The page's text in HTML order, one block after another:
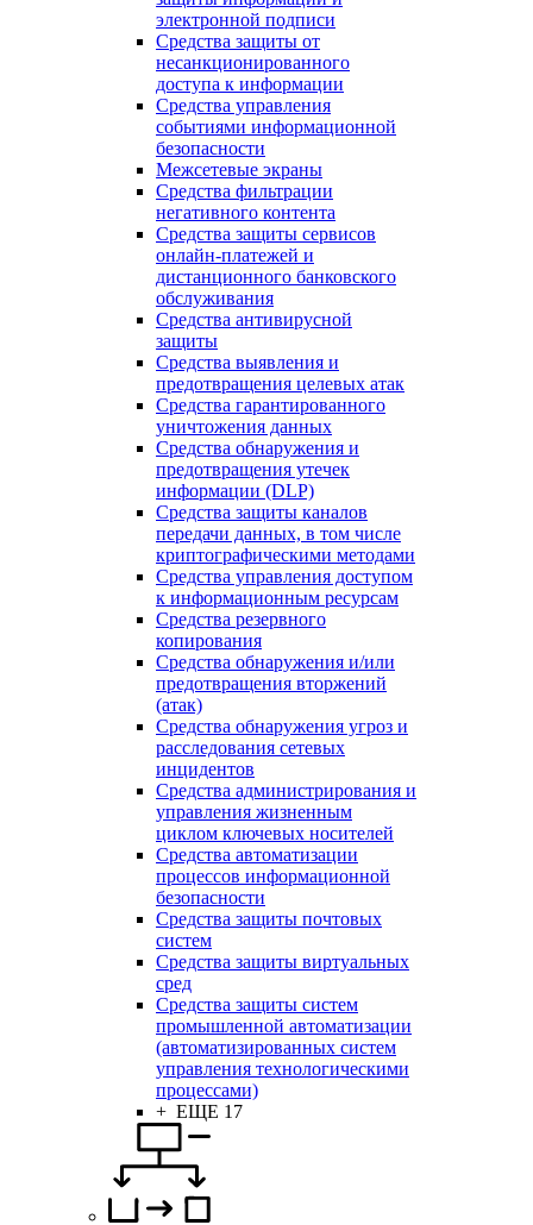
электронной подписи
Средства защиты от
несанкционированного
доступа к информации
Средства управления
событиями информационной
безопасности
Межсетевые экраны
Средства фильтрации
негативного контента
Средства защиты сервисов
онлайн-платежей и
дистанционного банковского
обслуживания
Средства антивирусной
защиты
Средства выявления и
предотвращения целевых атак
Средства гарантированного
уничтожения данных
Средства обнаружения и
предотвращения утечек
информации (DLP)
Средства защиты каналов
передачи данных, в том числе
криптографическими методами
Средства управления доступом
к информационным ресурсам
Средства резервного
копирования
Средства обнаружения и/или
предотвращения вторжений
(атак)
Средства обнаружения угроз и
расследования сетевых
инцидентов
Средства администрирования и
управления жизненным
циклом ключевых носителей
Средства автоматизации
процессов информационной
безопасности
Средства защиты почтовых
систем
Средства защиты виртуальных
сред
Средства защиты систем
промышленной автоматизации
(автоматизированных систем
управления технологическими
процессами)
+ ЕЩЕ 17